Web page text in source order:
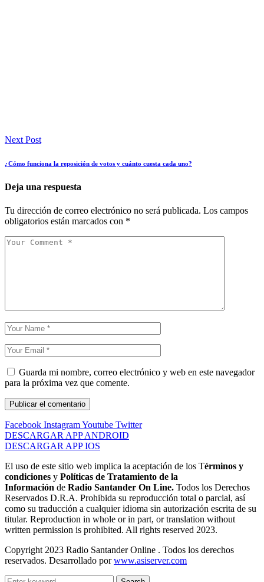
Next Post
¿Cómo funciona la reposición de votos y cuánto cuesta cada uno?
Deja una respuesta
Tu dirección de correo electrónico no será publicada. Los campos
obligatorios están marcados con *
Guarda mi nombre, correo electrónico y web en este navegador
para la próxima vez que comente.
Facebook InstagramYoutube Twitter
DESCARGAR APP ANDROID
DESCARGAR APP IOS
El uso de este sitio web implica la aceptación de los Términos y
condiciones y Políticas de Tratamiento de la
Información de Radio Santander On Line. Todos los Derechos
Reservados D.R.A. Prohibida su reproducción total o parcial, así
como su traducción a cualquier idioma sin autorización escrita de su
titular. Reproduction in whole or in part, or translation without
written permission is prohibited. All rights reserved 2023.
Copyright 2023 Radio Santander Online . Todos los derechos
reservados. Desarrollado porwww.asiserver.com